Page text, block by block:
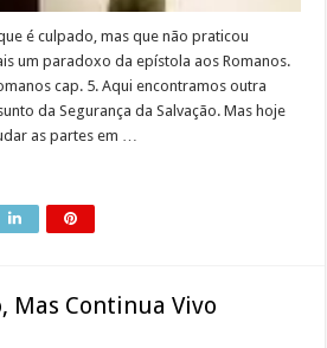
é culpado, mas que não praticou
um paradoxo da epístola aos Romanos.
cap. 5. Aqui encontramos outra
da Segurança da Salvação. Mas hoje
as partes em …
Mas Continua Vivo